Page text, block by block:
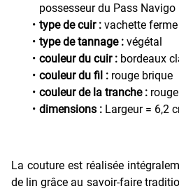
possesseur du Pass Navigo
type de cuir : vachette ferme
type de tannage : végétal
couleur du cuir : bordeaux
couleur du fil : rouge brique
couleur de la tranche :
dimensions : Largeur = 6,2
La couture est réalisée
de lin grâce au savoir-faire